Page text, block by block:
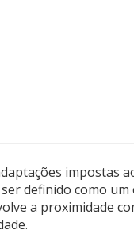
impostas
ser definido como
a proximidade